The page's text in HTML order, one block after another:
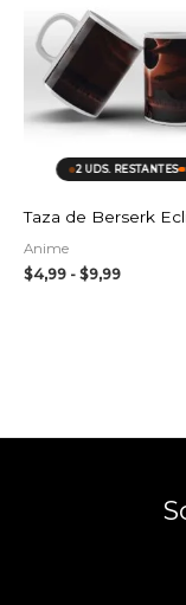
2 UDS. RESTANTES
Taza de Berserk
Anime
$4,99 - $9,99
$4,99
hasta
$9,99